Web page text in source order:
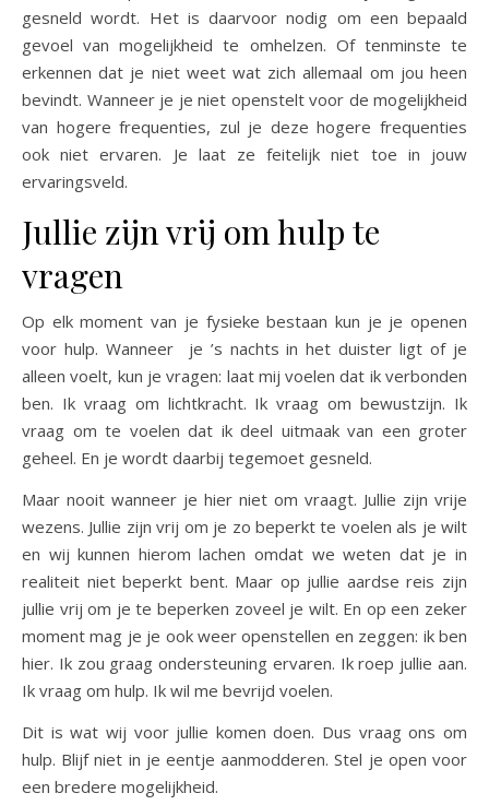
gesneld wordt. Het is daarvoor nodig om een bepaald
gevoel van mogelijkheid te omhelzen. Of tenminste te
erkennen dat je niet weet wat zich allemaal om jou heen
bevindt. Wanneer je je niet openstelt voor de mogelijkheid
van hogere frequenties, zul je deze hogere frequenties
ook niet ervaren. Je laat ze feitelijk niet toe in jouw
ervaringsveld.
Jullie zijn vrij om hulp te
vragen
Op elk moment van je fysieke bestaan kun je je openen
voor hulp. Wanneer je ’s nachts in het duister ligt of je
alleen voelt, kun je vragen: laat mij voelen dat ik verbonden
ben. Ik vraag om lichtkracht. Ik vraag om bewustzijn. Ik
vraag om te voelen dat ik deel uitmaak van een groter
geheel. En je wordt daarbij tegemoet gesneld.
Maar nooit wanneer je hier niet om vraagt. Jullie zijn vrije
wezens. Jullie zijn vrij om je zo beperkt te voelen als je wilt
en wij kunnen hierom lachen omdat we weten dat je in
realiteit niet beperkt bent. Maar op jullie aardse reis zijn
jullie vrij om je te beperken zoveel je wilt. En op een zeker
moment mag je je ook weer openstellen en zeggen: ik ben
hier. Ik zou graag ondersteuning ervaren. Ik roep jullie aan.
Ik vraag om hulp. Ik wil me bevrijd voelen.
Dit is wat wij voor jullie komen doen. Dus vraag ons om
hulp. Blijf niet in je eentje aanmodderen. Stel je open voor
een bredere mogelijkheid.